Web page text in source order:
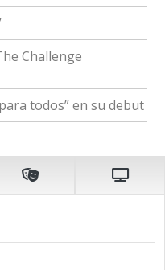
Challenge
todos” en su debut